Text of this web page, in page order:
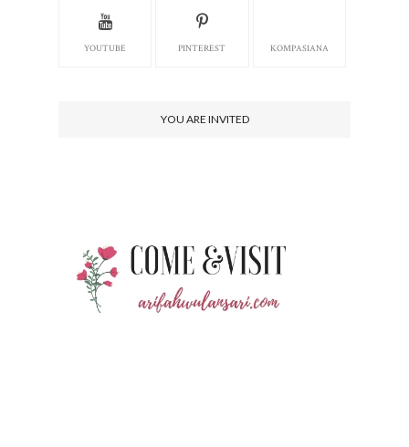
YOUTUBE PINTEREST KOMPASIANA
YOU ARE INVITED